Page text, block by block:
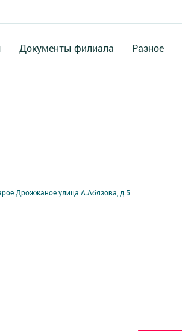
Документы филиала Разное
Дрожжаное улица А.Абязова, д.5